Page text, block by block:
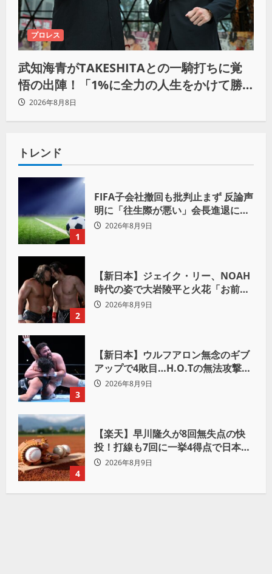
プロレス
武知海青がTAKESHITAとの一騎打ちに覚
悟の出陣！「1%に全力の人生をかけて勝
ちにいきたい」
2026年8月8日
トレンド
1
FIFA子会社撤回も批判止まず 反論声
明に「往生際が悪い」会長進退に注
目 2026年8月9日
2
【新日本】ジェイク・リー、NOAH
時代の姿で大岩陵平と火花「お前の
おかげで、忘れてたもの思い出した
2026年8月9日
3
【新日本】ウルフアロン無念のギブ
アップで4敗目…H.O.Tの無法攻撃に
屈す「まだまだ俺自身の力はこんな
2026年8月9日
4
【楽天】早川隆久が8回無失点の快
投！打線も7回に一挙4得点で日本ハ
ムを完封
2026年8月9日